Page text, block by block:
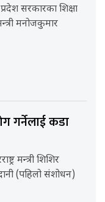
सरकारका शिक्षा
मनोजकुमार
गर्नेलाई कडा
मन्त्री शिशिर
(पहिलो संशोधन)